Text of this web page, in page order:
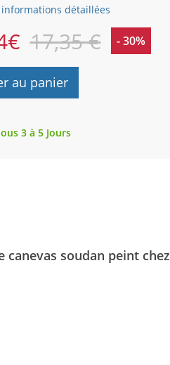
détaillées
€ 17,35 € - 30%
au panier
3 à 5 Jours
soudan peint